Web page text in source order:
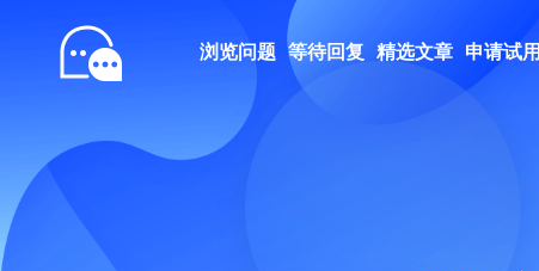
浏览问题 等待回复 精选文章 申请试用